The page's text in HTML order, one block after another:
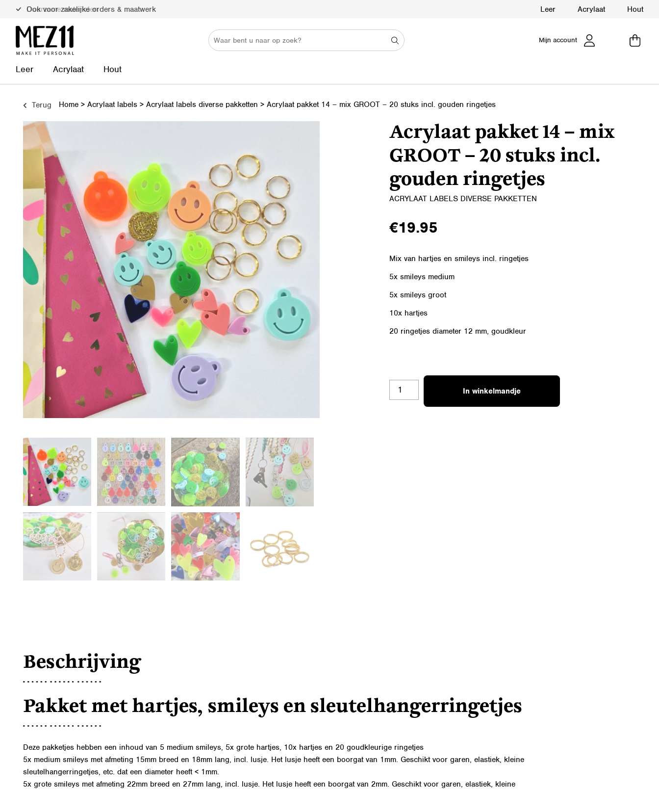
Duurzame materialen Leer Acrylaat Hout
Mijn account
Leer Acrylaat Hout
Terug Home > Acrylaat labels > Acrylaat labels diverse pakketten > Acrylaat pakket 14 – mix GROOT – 20 stuks incl. gouden ringetjes
Acrylaat pakket 14 – mix
GROOT – 20 stuks incl.
gouden ringetjes
ACRYLAAT LABELS DIVERSE PAKKETTEN
€19.95
Mix van hartjes en smileys incl. ringetjes
5x smileys medium
5x smileys groot
10x hartjes
20 ringetjes diameter 12 mm, goudkleur
ACRYLAAT
PAKKET
In winkelmandje
Beschrijving
Pakket met hartjes, smileys en sleutelhangerringetjes
Deze pakketjes hebben een inhoud van 5 medium smileys, 5x grote hartjes, 10x hartjes en 20 goudkleurige ringetjes
5x medium smileys met afmeting 15mm breed en 18mm lang, incl. lusje. Het lusje heeft een boorgat van 1mm. Geschikt voor garen, elastiek, kleine
sleutelhangerringetjes, etc. dat een diameter heeft < 1mm.
5x grote smileys met afmeting 22mm breed en 27mm lang, incl. lusje. Het lusje heeft een boorgat van 2mm. Geschikt voor garen, elastiek, kleine